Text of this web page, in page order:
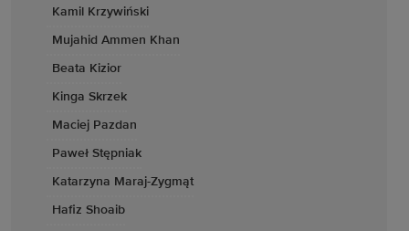
Kamil Krzywiński
Mujahid Ammen Khan
Beata Kizior
Kinga Skrzek
Maciej Pazdan
Paweł Stępniak
Katarzyna Maraj-Zygmąt
Hafiz Shoaib